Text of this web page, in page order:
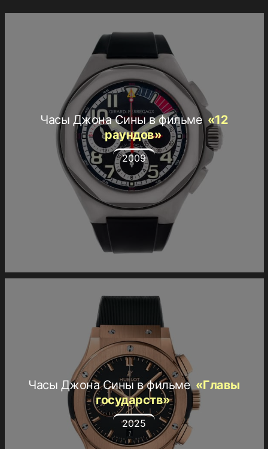
Часы Джона Сины в фильме «12
раундов»
2009
Часы Джона Сины в фильме «Главы
государств»
2025